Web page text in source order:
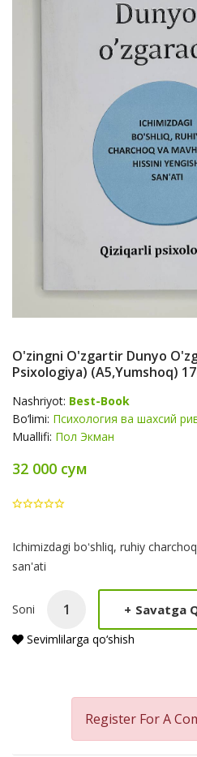
O'zingni O'zgartir Dunyo
Psixologiya) (A5,yumshoq)
Nashriyot: Best-Book
Bo‘limi: Психология ва шахсий
Muallifi: Пол Экман
32 000 сум
Product
Summery
Ichimizdagi boʻshliq, ruhiy
san'ati
Soni + Savatga
Sevimlilarga qo‘shish
Register For A